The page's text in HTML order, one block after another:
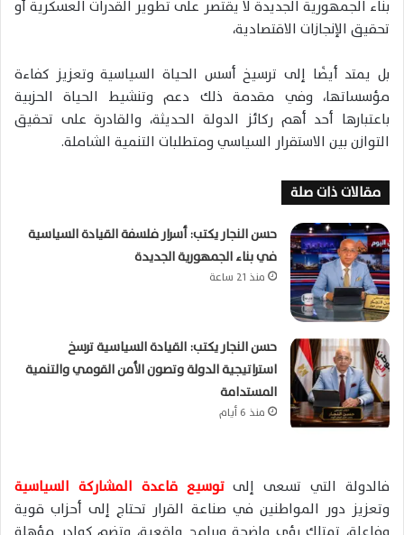
بناء الجمهورية الجديدة لا يقتصر على تطوير القدرات العسكرية أو
تحقيق الإنجازات الاقتصادية،
بل يمتد أيضًا إلى ترسيخ أسس الحياة السياسية وتعزيز كفاءة
مؤسساتها، وفي مقدمة ذلك دعم وتنشيط الحياة الحزبية
باعتبارها أحد أهم ركائز الدولة الحديثة، والقادرة على تحقيق
التوازن بين الاستقرار السياسي ومتطلبات التنمية الشاملة.
مقالات ذات صلة
حسن النجار يكتب: أسرار فلسفة القيادة السياسية
في بناء الجمهورية الجديدة
منذ 21 ساعة
حسن النجار يكتب: القيادة السياسية ترسخ
استراتيجية الدولة وتصون الأمن القومي والتنمية
المستدامة
منذ 6 أيام
فالدولة التي تسعى إلىتوسيع قاعدة المشاركة السياسية
وتعزيز دور المواطنين في صناعة القرار تحتاج إلى أحزاب قوية